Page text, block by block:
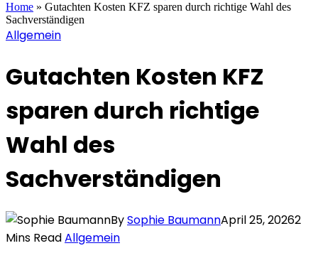
Home » Gutachten Kosten KFZ sparen durch richtige Wahl des
Sachverständigen
Allgemein
Gutachten Kosten KFZ
sparen durch richtige
Wahl des
Sachverständigen
BySophie BaumannApril 25, 20262
Mins ReadAllgemein